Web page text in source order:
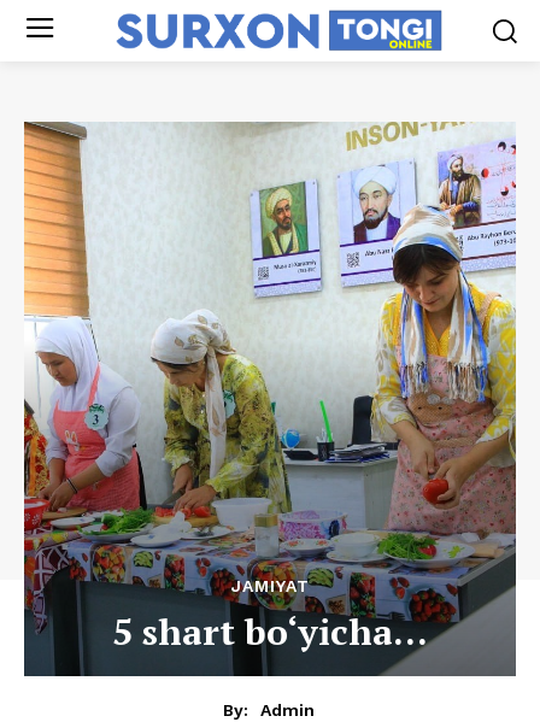
JAMIYAT
5 shart bo‘yicha…
By:
Admin